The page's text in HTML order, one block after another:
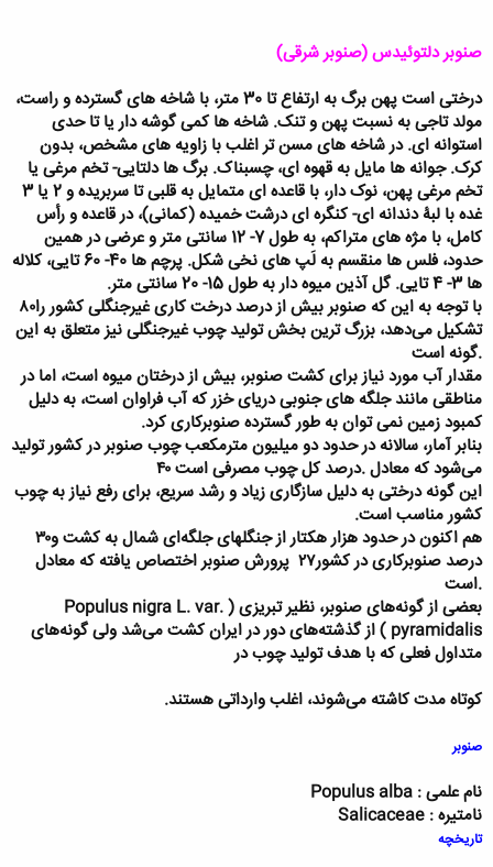
صنوبر دلتوئیدس (صنوبر شرقی)
درختی است پهن برگ به ارتفاع تا 30 متر، با شاخه های گسترده و راست،
مولد تاجی به نسبت پهن و تنک. شاخه ها کمی گوشه دار یا تا حدی
استوانه ای. در شاخه های مسن تر اغلب با زاویه های مشخص، بدون
کرک. جوانه ها مایل به قهوه ای، چسبناک. برگ ها دلتایی- تخم مرغی یا
تخم مرغی پهن، نوک دار، با قاعده ای متمایل به قلبی تا سربریده و 2 یا 3
غده با لبۀ دندانه ای- کنگره ای درشت خمیده (کمانی)، در قاعده و رأس
کامل، با مژه های متراکم، به طول 7- 12 سانتی متر و عرضی در همین
حدود، فلس ها منقسم به لَپ های نخی شکل. پرچم ها 40- 60 تایی، کلاله
ها 3- 4 تایی. گل آذین میوه دار به طول 15- 20 سانتی متر.
با توجه به این که صنوبر بیش از
۸۰درصد درخت کاری غیرجنگلی کشور را
تشکیل می‌دهد، بزرگ ترین بخش تولید چوب غیرجنگلی نیز متعلق به این
گونه است.
مقدار آب مورد نیاز برای کشت صنوبر، بیش از درختان میوه است، اما در
مناطقی مانند جلگه های جنوبی دریای خزر که آب فراوان است، به دلیل
کمبود زمین نمی توان به طور گسترده صنوبرکاری کرد.
بنابر آمار، سالانه در حدود دو میلیون مترمکعب چوب صنوبر در کشور تولید
می‌شود که معادل
۴۰
درصد کل چوب مصرفی است.
این گونه درختی به دلیل سازگاری زیاد و رشد سریع، برای رفع نیاز به چوب
کشور مناسب است.
هم ‌اکنون در حدود
۳۰هزار هکتار از جنگلهای جلگه‌ای شمال به کشت و
۲۷درصد صنوبرکاری در کشور
است.
بعضی از گونه‌هایصنوبر، نظیر تبریزی(
Populus nigra L. var.
pyramidalis ) از گذشته‌های دور در ایران کشت می‌شد ولی گونه‌های
متداول فعلی که با هدف تولید چوب در
کوتاه مدت کاشته می‌شوند، اغلب وارداتی هستند.
صنوبر
نام علمی : Populus alba
نامتیره : Salicaceae
تاریخچه